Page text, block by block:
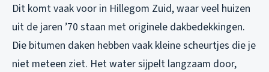
Dit komt vaak voor in Hillegom Zuid, waar veel huizen
uit de jaren ’70 staan met originele dakbedekkingen.
Die bitumen daken hebben vaak kleine scheurtjes die je
niet meteen ziet. Het water sijpelt langzaam door,